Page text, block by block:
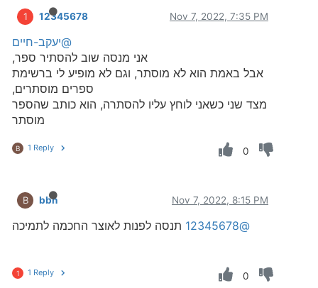
1 12345678 Nov 7, 2022, 7:35 PM
@יעקב-חיים
אני מנסה שוב להסתיר ספר,
אבל באמת הוא לא מוסתר, וגם לא מופיע לי ברשימת
ספרים מוסתרים,
מצד שני כשאני לוחץ עליו להסתרה, הוא כותב שהספר
מוסתר
B 1 Reply 0
B bbn Nov 7, 2022, 8:15 PM
@12345678 תנסה לפנות לאוצר החכמה לתמיכה
1 1 Reply 0